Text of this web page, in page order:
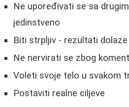
Ne upoređivati se sa
jedinstveno
Biti strpljiv - rezultati
Ne nervirati se zbog
Voleti svoje telo u svakom
Postaviti realne ciljeve